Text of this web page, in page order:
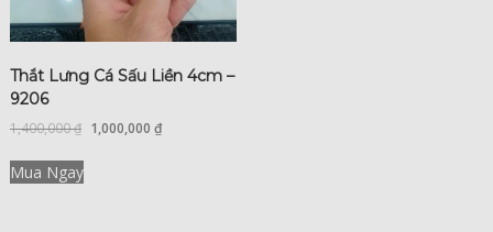
Thắt Lưng Cá Sấu Liền 4cm –
9206
1,400,000₫ 1,000,000 ₫
Mua Ngay